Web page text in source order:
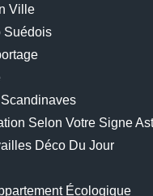
Ville
Suédois
Scandinaves
Selon Votre Signe
Déco Du Jour
Écologique